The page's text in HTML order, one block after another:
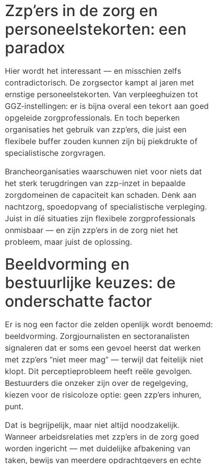
Zzp’ers in de zorg en
personeelstekorten: een
paradox
Hier wordt het interessant — en misschien zelfs
contradictorisch. De zorgsector kampt al jaren met
ernstige personeelstekorten. Van verpleeghuizen tot
GGZ-instellingen: er is bijna overal een tekort aan goed
opgeleide zorgprofessionals. En toch beperken
organisaties het gebruik van zzp’ers, die juist een
flexibele buffer zouden kunnen zijn bij piekdrukte of
specialistische zorgvragen.
Brancheorganisaties waarschuwen niet voor niets dat
het sterk terugdringen van zzp-inzet in bepaalde
zorgdomeinen de capaciteit kan schaden. Denk aan
nachtzorg, spoedopvang of specialistische verpleging.
Juist in díé situaties zijn flexibele zorgprofessionals
onmisbaar — en zijn zzp’ers in de zorg niet het
probleem, maar juist de oplossing.
Beeldvorming en
bestuurlijke keuzes: de
onderschatte factor
Er is nog een factor die zelden openlijk wordt benoemd:
beeldvorming. Zorgjournalisten en sectoranalisten
signaleren dat er soms een gevoel heerst dat werken
met zzp’ers “niet meer mag” — terwijl dat feitelijk niet
klopt. Dit perceptieprobleem heeft reële gevolgen.
Bestuurders die onzeker zijn over de regelgeving,
kiezen voor de risicoloze optie: geen zzp’ers inhuren,
punt.
Dat is begrijpelijk, maar niet altijd noodzakelijk.
Wanneer arbeidsrelaties met zzp’ers in de zorg goed
worden ingericht — met duidelijke afbakening van
taken, bewijs van meerdere opdrachtgevers en echte